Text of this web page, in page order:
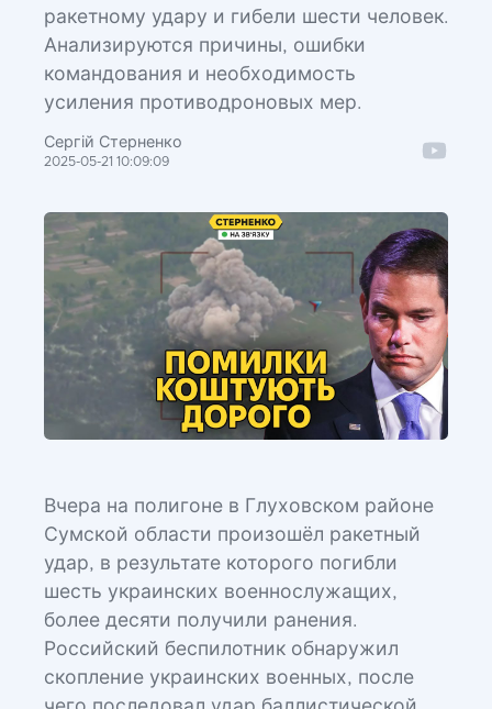
ракетному удару и гибели шести человек.
Анализируются причины, ошибки
командования и необходимость
усиления противодроновых мер.
Сергій Стерненко
2025-05-21 10:09:09
Вчера на полигоне в Глуховском районе
Сумской области произошёл ракетный
удар, в результате которого погибли
шесть украинских военнослужащих,
более десяти получили ранения.
Российский беспилотник обнаружил
скопление украинских военных, после